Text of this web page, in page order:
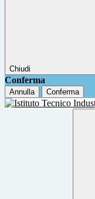
Chiudi
Conferma
Annulla Conferma